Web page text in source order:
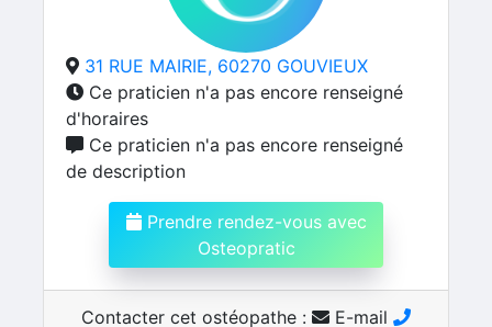
31 RUE MAIRIE, 60270 GOUVIEUX
Ce praticien n'a pas encore renseigné
d'horaires
Ce praticien n'a pas encore renseigné
de description
Prendre rendez-vous avec
Osteopratic
Contacter cet ostéopathe :
E-mail